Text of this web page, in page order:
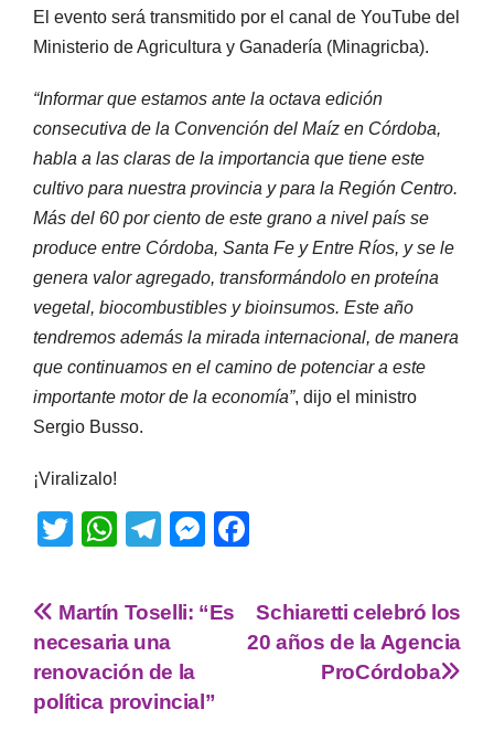
El evento será transmitido por el canal de YouTube del
Ministerio de Agricultura y Ganadería (Minagricba).
“Informar que estamos ante la octava edición
consecutiva de la Convención del Maíz en Córdoba,
habla a las claras de la importancia que tiene este
cultivo para nuestra provincia y para la Región Centro.
Más del 60 por ciento de este grano a nivel país se
produce entre Córdoba, Santa Fe y Entre Ríos, y se le
genera valor agregado, transformándolo en proteína
vegetal, biocombustibles y bioinsumos. Este año
tendremos además la mirada internacional, de manera
que continuamos en el camino de potenciar a este
importante motor de la economía”, dijo el ministro
Sergio Busso.
¡Viralizalo!
T
tt
er
W
at
s
A
p
T
e
gr
a
m
M
ss
g
c
e
Schiaretti celebró los
20 años de la Agencia
ProCórdoba
Martín Toselli: “Es
necesaria una
renovación de la
política provincial”